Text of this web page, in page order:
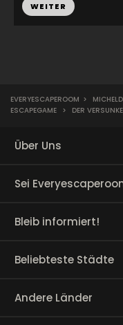
WEITER
EVERYESCAPEROOM >
ESCAPEGAME > DER
Über Uns
Sei
Bleib informiert!
Beliebteste Städte
Andere Länder